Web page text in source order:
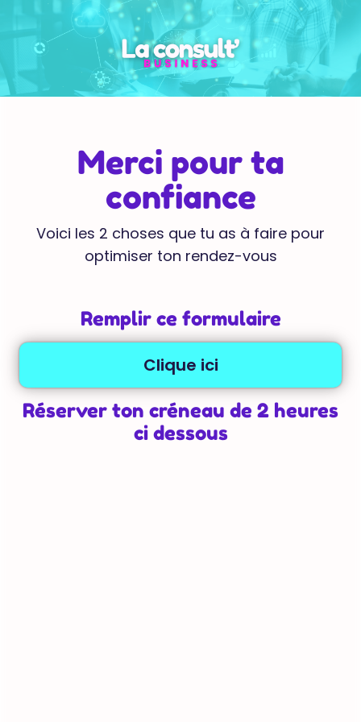
Merci pour ta
confiance
Voici les 2 choses que tu as à faire pour
optimiser ton rendez-vous
Remplir ce formulaire
Clique ici
Réserver ton créneau de 2 heures
ci dessous